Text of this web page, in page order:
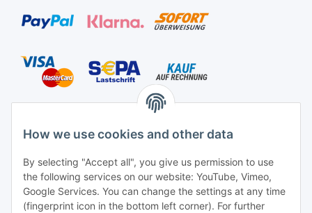
How we use cookies and other data
By selecting "Accept all", you give us permission to use
the following services on our website: YouTube, Vimeo,
Google Services. You can change the settings at any time
(fingerprint icon in the bottom left corner). For further
Contact
Mayaadi Home